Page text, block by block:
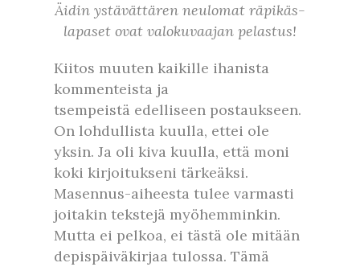
Äidin ystävättären neulomat räpikäs-
lapaset ovat valokuvaajan pelastus!
Kiitos muuten kaikille ihanista
kommenteista ja
tsempeistä edelliseen postaukseen.
On lohdullista kuulla, ettei ole
yksin. Ja oli kiva kuulla, että moni
koki kirjoitukseni tärkeäksi.
Masennus-aiheesta tulee varmasti
joitakin tekstejä myöhemminkin.
Mutta ei pelkoa, ei tästä ole mitään
depispäiväkirjaa tulossa. Tämä